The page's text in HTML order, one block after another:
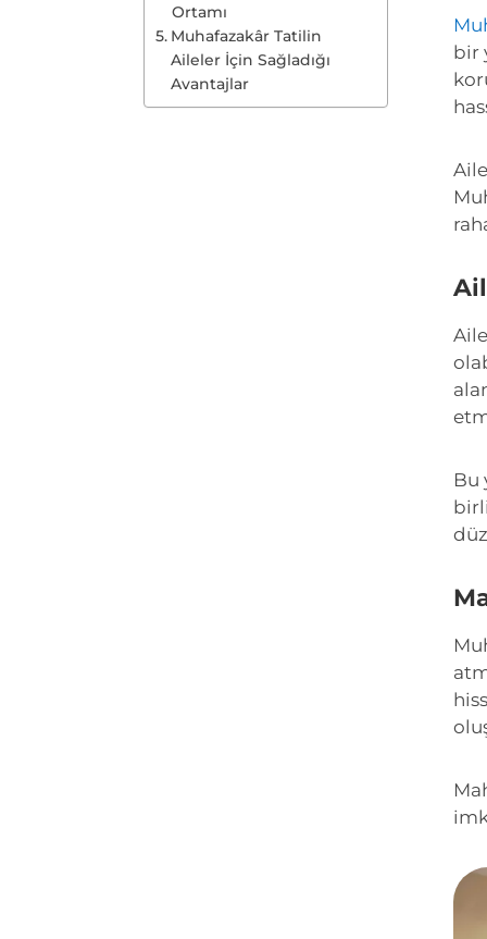
Ortamı
Muhafazakâr Tatilin
Aileler İçin Sağladığı
Avantajlar
bir
Bu